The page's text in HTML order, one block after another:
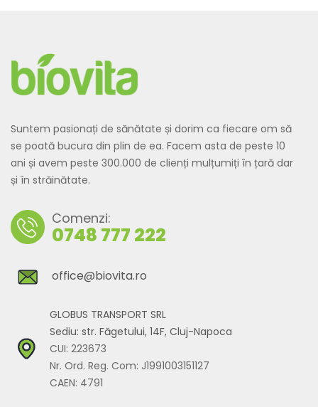
Suntem pasionați de sănătate și dorim ca fiecare om să
se poată bucura din plin de ea. Facem asta de peste 10
ani și avem peste 300.000 de clienți mulțumiți în țară dar
și în străinătate.
Comenzi:
0748 777 222
office@biovita.ro
GLOBUS TRANSPORT SRL
Sediu: str. Făgetului, 14F, Cluj-Napoca
CUI: 223673
Nr. Ord. Reg. Com: J1991003151127
CAEN: 4791